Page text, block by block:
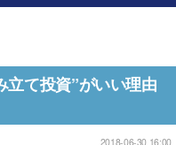
て投資”がいい理由
2018-06-30 16:00